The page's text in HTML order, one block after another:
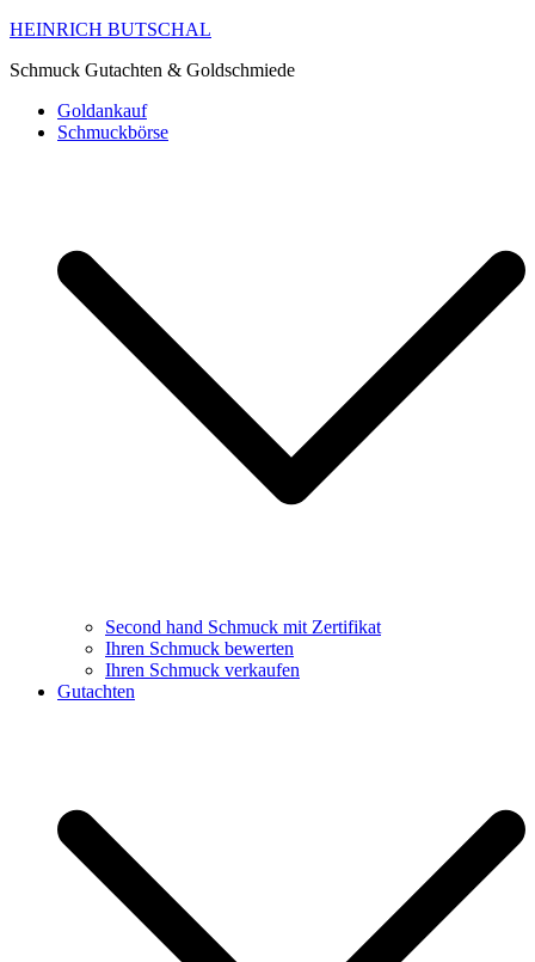
HEINRICH BUTSCHAL
Schmuck Gutachten & Goldschmiede
Goldankauf
Schmuckbörse
Second hand Schmuck mit Zertifikat
Ihren Schmuck bewerten
Ihren Schmuck verkaufen
Gutachten